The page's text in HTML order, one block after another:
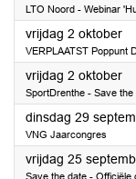
LTO Noord - Webinar
vrijdag 2 oktober
VERPLAATST Poppunt
vrijdag 2 oktober
SportDrenthe - Save
dinsdag 29
VNG Jaarcongres
vrijdag 25
Save the date - Officiële